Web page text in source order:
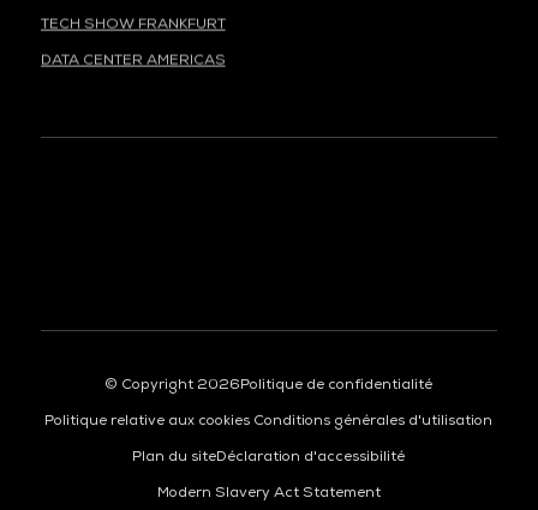
TECH SHOW FRANKFURT
DATA CENTER AMERICAS
© Copyright 2026Politique de confidentialité
Politique relative aux cookies Conditions générales d'utilisation
Plan du siteDéclaration d'accessibilité
Modern Slavery Act Statement